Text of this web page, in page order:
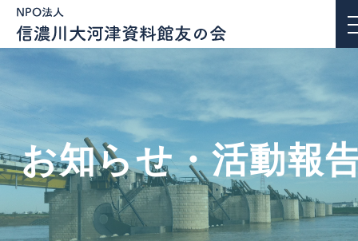
お知らせ・活動報告
私たちについて
活動紹介
お知らせ・活動報